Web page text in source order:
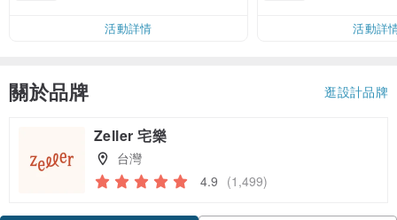
活動詳情
活動詳
關於品牌 逛設計品牌
Zeller 宅樂
台灣
4.9 (1,499)